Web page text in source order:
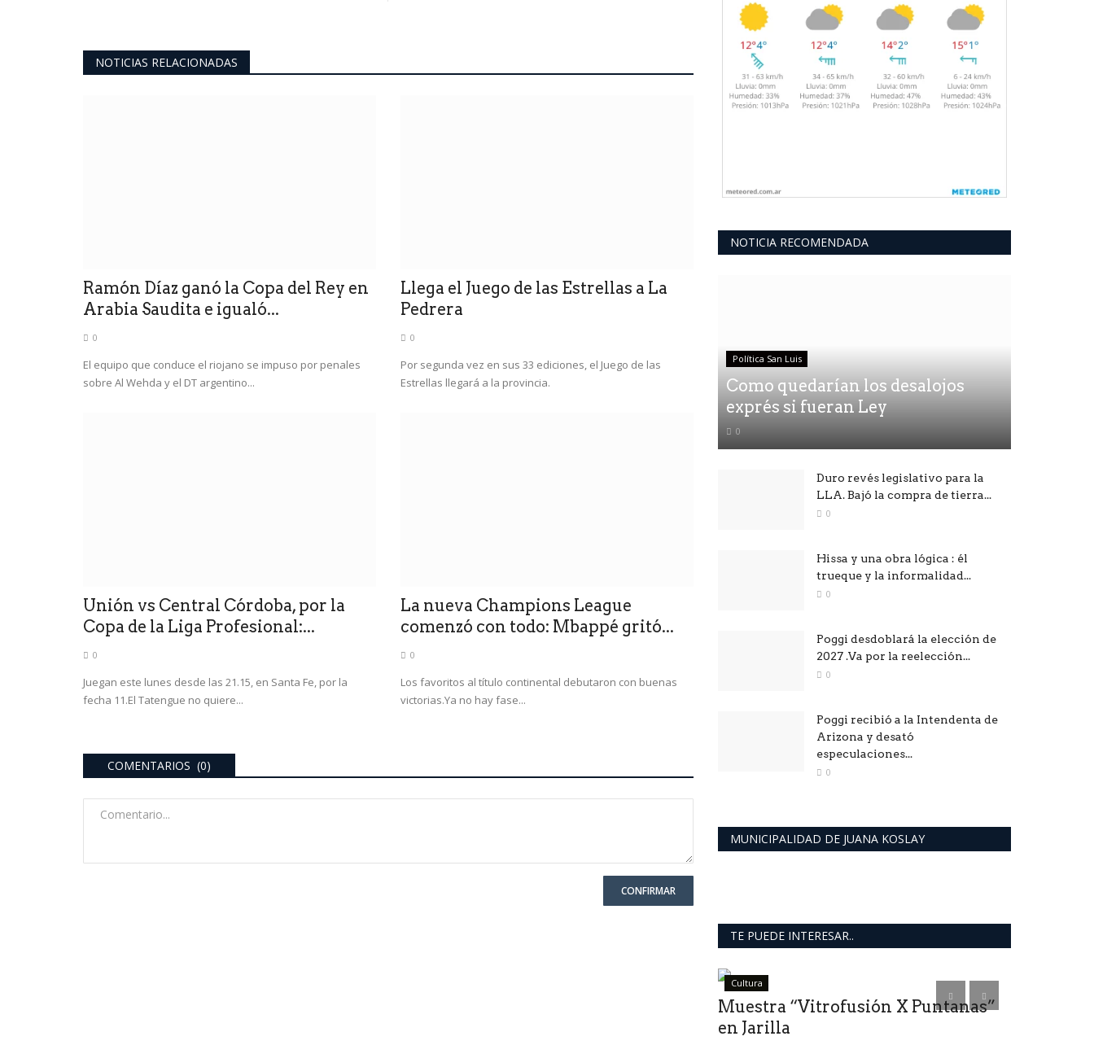
NOTICIAS RELACIONADAS
Ramón Díaz ganó la Copa del Rey en
Arabia Saudita e igualó...
0
El equipo que conduce el riojano se impuso por penales
sobre Al Wehda y el DT argentino...
Llega el Juego de las Estrellas a La
Pedrera
0
Por segunda vez en sus 33 ediciones, el Juego de las
Estrellas llegará a la provincia.
Unión vs Central Córdoba, por la
Copa de la Liga Profesional:...
0
Juegan este lunes desde las 21.15, en Santa Fe, por la
fecha 11.El Tatengue no quiere...
La nueva Champions League
comenzó con todo: Mbappé gritó...
0
Los favoritos al título continental debutaron con buenas
victorias.Ya no hay fase...
COMENTARIOS (0)
CONFIRMAR
NOTICIA RECOMENDADA
Política San Luis
Como quedarían los desalojos
exprés si fueran Ley
0
Duro revés legislativo para la
LLA. Bajó la compra de tierra...
0
Hissa y una obra lógica : él
trueque y la informalidad...
0
Poggi desdoblará la elección de
2027 .Va por la reelección...
0
Poggi recibió a la Intendenta de
Arizona y desató
especulaciones...
0
MUNICIPALIDAD DE JUANA KOSLAY
TE PUEDE INTERESAR..
Cultura
Muestra “Vitrofusión X Puntanas”
en Jarilla